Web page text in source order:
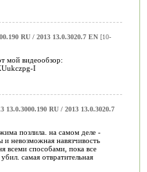
RU / 2013 13.0.3020.7 EN[10-
мой видеообзор:
I
13.0.3000.190 RU / 2013 13.0.3020.7
позлила. на самом деле -
и невозможная навязчивость
всеми способами, пока все
самая отвратительная